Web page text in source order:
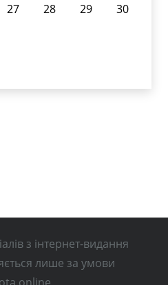
27 28 29
30
з інтернет-видання
лише за умови